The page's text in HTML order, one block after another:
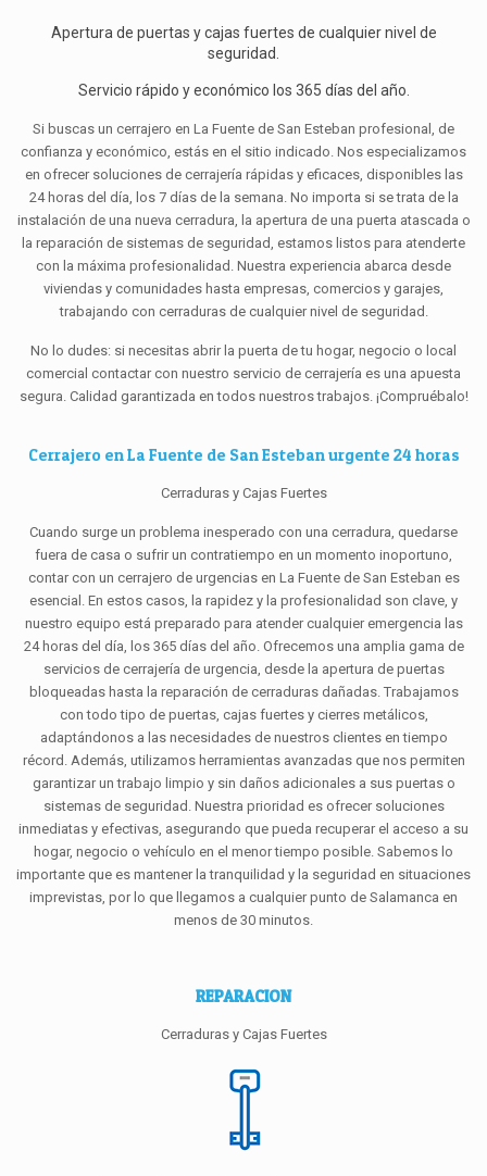
Apertura de puertas y cajas fuertes de cualquier nivel de
seguridad.
Servicio rápido y económico los 365 días del año.
Si buscas un cerrajero en La Fuente de San Esteban profesional, de
confianza y económico, estás en el sitio indicado. Nos especializamos
en ofrecer soluciones de cerrajería rápidas y eficaces, disponibles las
24 horas del día, los 7 días de la semana. No importa si se trata de la
instalación de una nueva cerradura, la apertura de una puerta atascada o
la reparación de sistemas de seguridad, estamos listos para atenderte
con la máxima profesionalidad. Nuestra experiencia abarca desde
viviendas y comunidades hasta empresas, comercios y garajes,
trabajando con cerraduras de cualquier nivel de seguridad.
No lo dudes: si necesitas abrir la puerta de tu hogar, negocio o local
comercial contactar con nuestro servicio de cerrajería es una apuesta
segura. Calidad garantizada en todos nuestros trabajos. ¡Compruébalo!
Cerrajero en La Fuente de San Esteban urgente 24 horas
Cerraduras y Cajas Fuertes
Cuando surge un problema inesperado con una cerradura, quedarse
fuera de casa o sufrir un contratiempo en un momento inoportuno,
contar con un cerrajero de urgencias en La Fuente de San Esteban es
esencial. En estos casos, la rapidez y la profesionalidad son clave, y
nuestro equipo está preparado para atender cualquier emergencia las
24 horas del día, los 365 días del año. Ofrecemos una amplia gama de
servicios de cerrajería de urgencia, desde la apertura de puertas
bloqueadas hasta la reparación de cerraduras dañadas. Trabajamos
con todo tipo de puertas, cajas fuertes y cierres metálicos,
adaptándonos a las necesidades de nuestros clientes en tiempo
récord. Además, utilizamos herramientas avanzadas que nos permiten
garantizar un trabajo limpio y sin daños adicionales a sus puertas o
sistemas de seguridad. Nuestra prioridad es ofrecer soluciones
inmediatas y efectivas, asegurando que pueda recuperar el acceso a su
hogar, negocio o vehículo en el menor tiempo posible. Sabemos lo
importante que es mantener la tranquilidad y la seguridad en situaciones
imprevistas, por lo que llegamos a cualquier punto de Salamanca en
menos de 30 minutos.
REPARACION
Cerraduras y Cajas Fuertes